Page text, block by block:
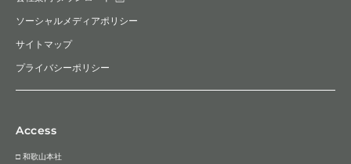
ソーシャルメディアポリシー
サイトマップ
プライバシーポリシー
Access
□ 和歌山本社